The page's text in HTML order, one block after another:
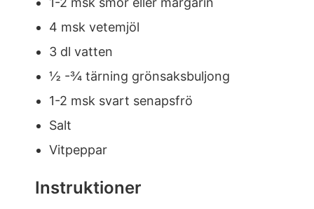
4 msk vetemjöl
3 dl vatten
½ -¾ tärning grönsaksbuljong
1-2 msk svart senapsfrö
Salt
Vitpeppar
Instruktioner